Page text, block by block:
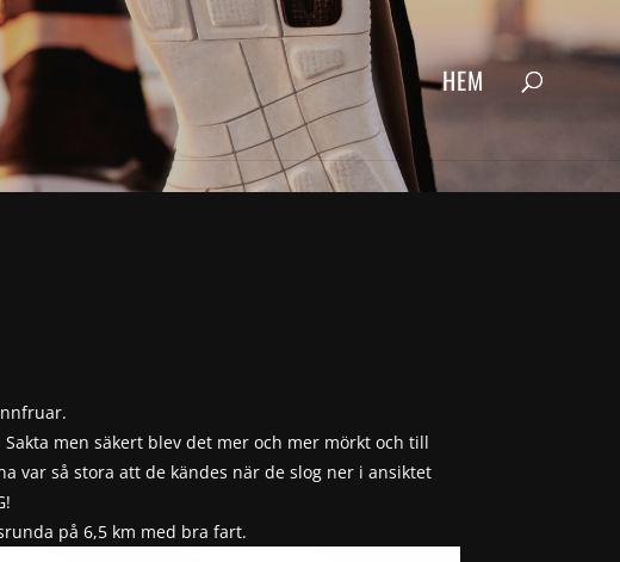
HEM
men säkert blev det mer och mer mörkt och till
var så stora att de kändes när de slog ner i ansiktet
på 6,5 km med bra fart.